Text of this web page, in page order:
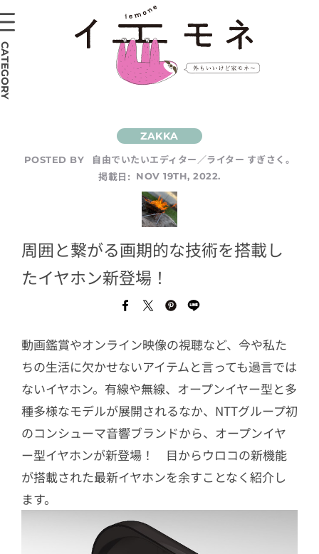
POSTED BY
自由でいたいエディター／ライター すぎさく。
掲載日:
NOV 19TH, 2022.
周囲と繋がる画期的な技術を搭載し
たイヤホン新登場！
動画鑑賞やオンライン映像の視聴など、今や私た
ちの生活に欠かせないアイテムと言っても過言では
ないイヤホン。有線や無線、オープンイヤー型と多
種多様なモデルが展開されるなか、NTTグループ初
のコンシューマ音響ブランドから、オープンイヤ
ー型イヤホンが新登場！ 目からウロコの新機能
が搭載された最新イヤホンを余すことなく紹介し
ます。